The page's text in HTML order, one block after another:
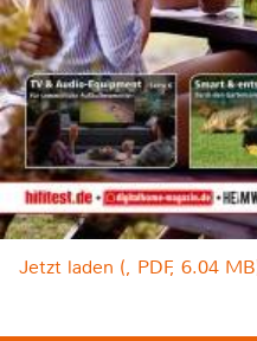
Jetzt laden (, PDF, 6.04